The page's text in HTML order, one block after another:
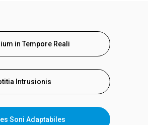
in Tempore Reali
Intrusionis
Soni Adaptabiles